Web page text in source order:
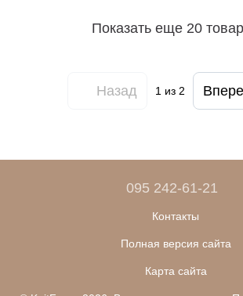
Показать еще 20
Назад 1 из 2
095 242-61-21
Контакты
Полная версия сайта
Карта сайта